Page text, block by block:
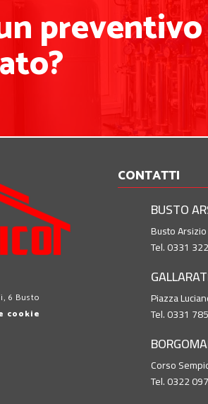
preventivo
6 Busto
cookie
CONTATTI
BUSTO
Busto
Tel. 0331
Piazza
Tel. 0331
Corso
Tel. 0322